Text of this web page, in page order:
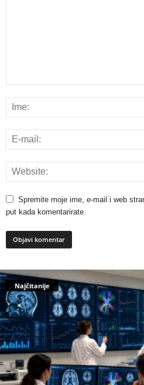
Spremite moje ime, e-mail i web
put kada komentarirate.
Najčitanije